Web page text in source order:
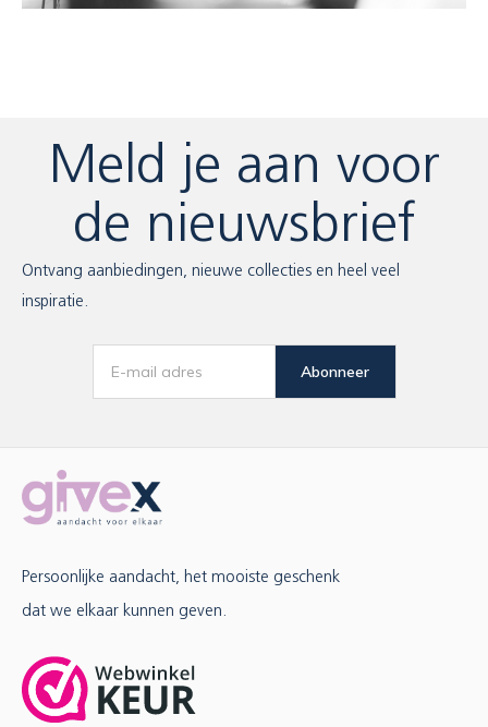
Meld je aan voor
de nieuwsbrief
Ontvang aanbiedingen, nieuwe collecties en heel veel
inspiratie.
Abonneer
Persoonlijke aandacht, het mooiste geschenk
dat we elkaar kunnen geven.